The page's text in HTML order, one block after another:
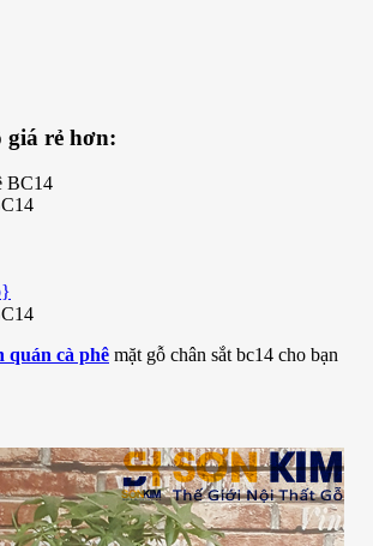
giá rẻ hơn:
quán cà phê mặt gỗ chân sắt bc14 cho bạn